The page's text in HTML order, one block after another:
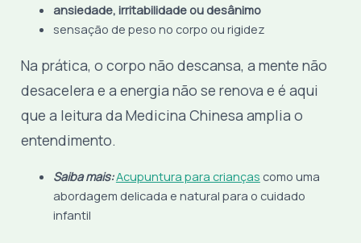
ansiedade, irritabilidade ou desânimo
sensação de peso no corpo ou rigidez
Na prática, o corpo não descansa, a mente não
desacelera e a energia não se renova e é aqui
que a leitura da Medicina Chinesa amplia o
entendimento.
Saiba mais:Acupuntura para crianças como uma
abordagem delicada e natural para o cuidado
infantil